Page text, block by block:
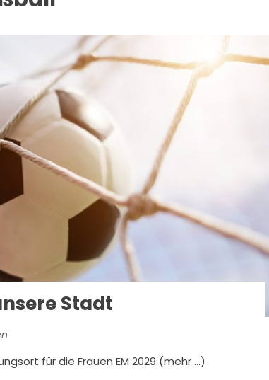
Stadt
für die Frauen EM 2029 (mehr …)